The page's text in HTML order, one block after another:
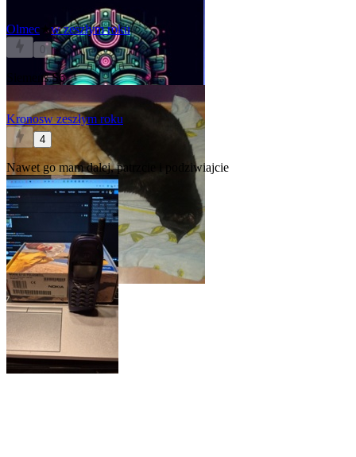
Olmec ★w zeszłym roku
0
Siemens S6
Kronosw zeszłym roku
4
Nawet go mam dalej, patrzcie i podziwiajcie